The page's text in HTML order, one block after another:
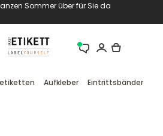
Sommer über für Sie da
Aufkleber Eintrittsbänder